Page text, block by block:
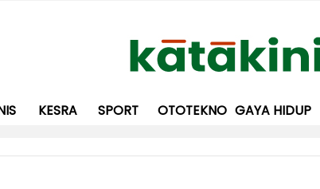
KESRA SPORT OTOTEKNO GAYA HIDUP